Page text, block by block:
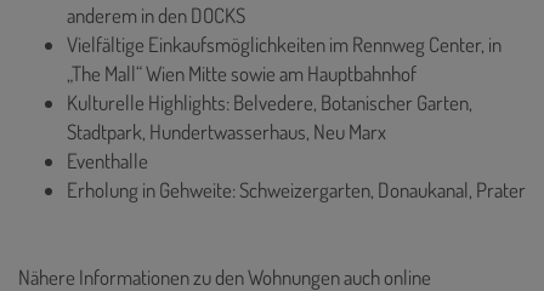
anderem in den DOCKS
Vielfältige Einkaufsmöglichkeiten im Rennweg Center, in
„The Mall“ Wien Mitte sowie am Hauptbahnhof
Kulturelle Highlights: Belvedere, Botanischer Garten,
Stadtpark, Hundertwasserhaus, Neu Marx
Eventhalle
Erholung in Gehweite: Schweizergarten, Donaukanal, Prater
Nähere Informationen zu den Wohnungen auch online